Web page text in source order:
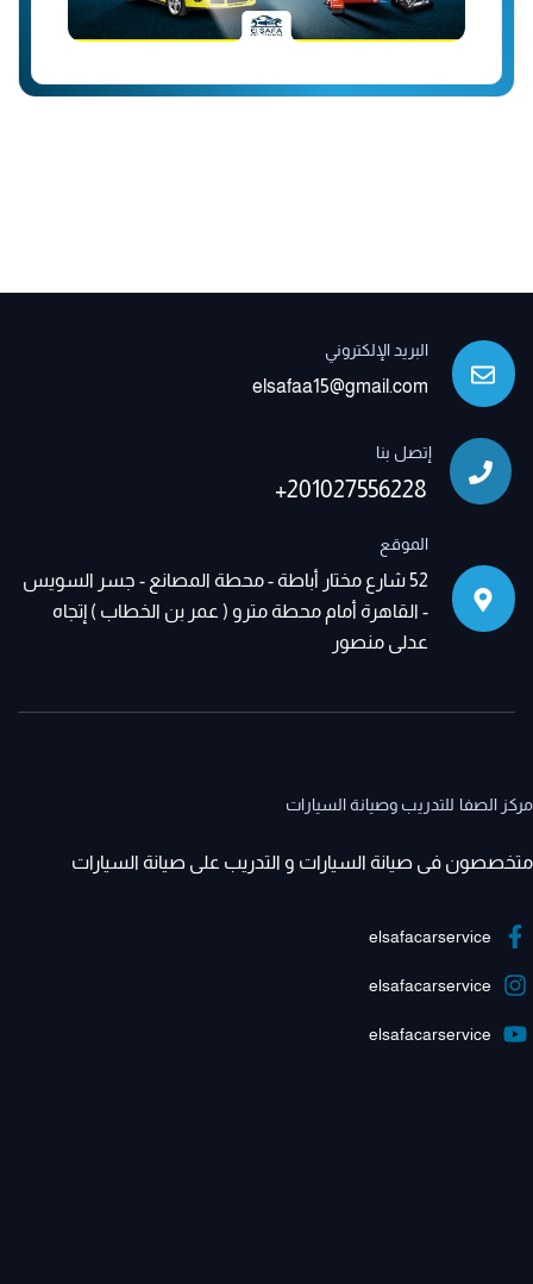
البريد الإلكتروني
elsafaa15@gmail.com
إتصل بنا
+201027556228
الموقع
52 شارع مختار أباطة - محطة المصانع - جسر السويس
- القاهرة أمام محطة مترو ( عمر بن الخطاب ) إتجاه
عدلى منصور
مركز الصفا للتدريب وصيانة السيارات
متخصصون فى صيانة السيارات و التدريب على صيانة السيارات
elsafacarservice
elsafacarservice
elsafacarservice